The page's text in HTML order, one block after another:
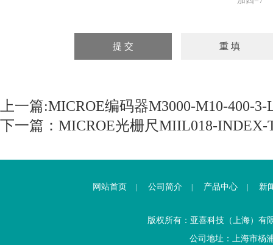
上一篇:MICROE编码器M3000-M10-400-3-
下一篇： MICROE光栅尺MIIL018-INDEX-
网站首页 公司简介 产品中心 新
版权所有：亚喜科技（上海）
公司地址：上海市杨